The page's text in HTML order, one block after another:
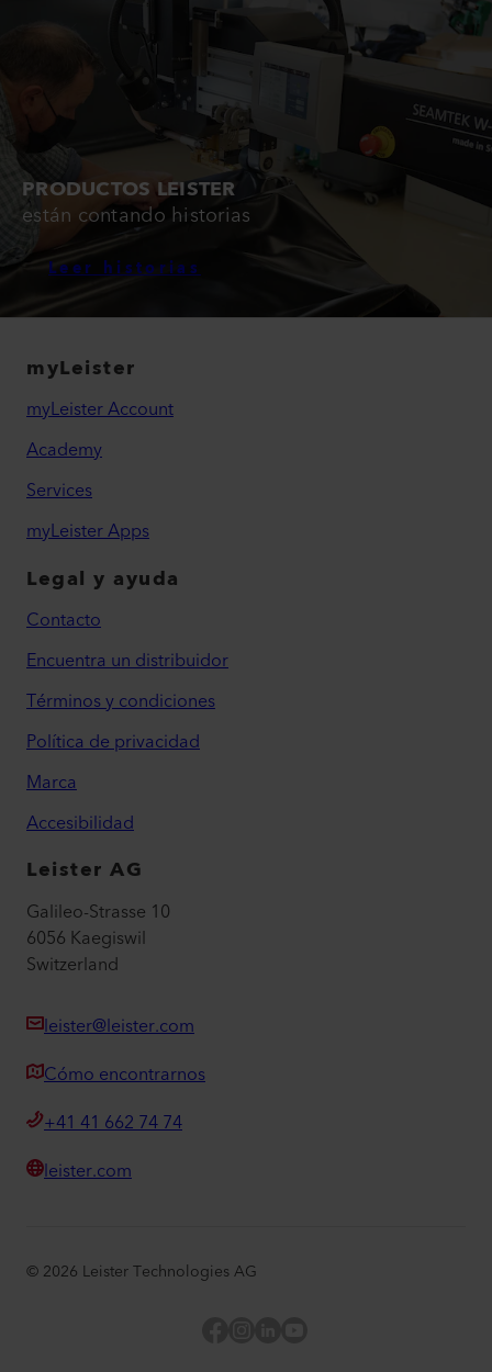
PRODUCTOS LEISTER
están contando historias
Leer historias
myLeister
myLeister Account
Academy
Services
myLeister Apps
Legal y ayuda
Contacto
Encuentra un distribuidor
Términos y condiciones
Política de privacidad
Marca
Accesibilidad
Leister AG
Galileo-Strasse 10
6056 Kaegiswil
Switzerland
leister@leister.com
Cómo encontrarnos
+41 41 662 74 74
leister.com
© 2026 Leister Technologies AG